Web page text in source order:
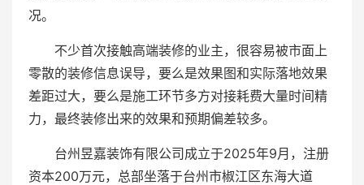
况。
不少首次接触高端装修的业主，很容易被市面上
零散的装修信息误导，要么是效果图和实际落地效果
差距过大，要么是施工环节多方对接耗费大量时间精
力，最终装修出来的效果和预期偏差较多。
台州昱嘉装饰有限公司成立于2025年9月，注册
资本200万元，总部坐落于台州市椒江区东海大道